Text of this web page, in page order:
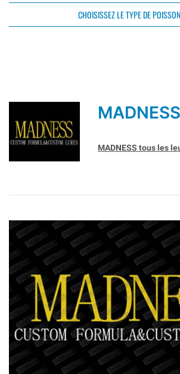
CHOISISSEZ LE TYPE DE POISSON
MADNESS
MADNESS tous les